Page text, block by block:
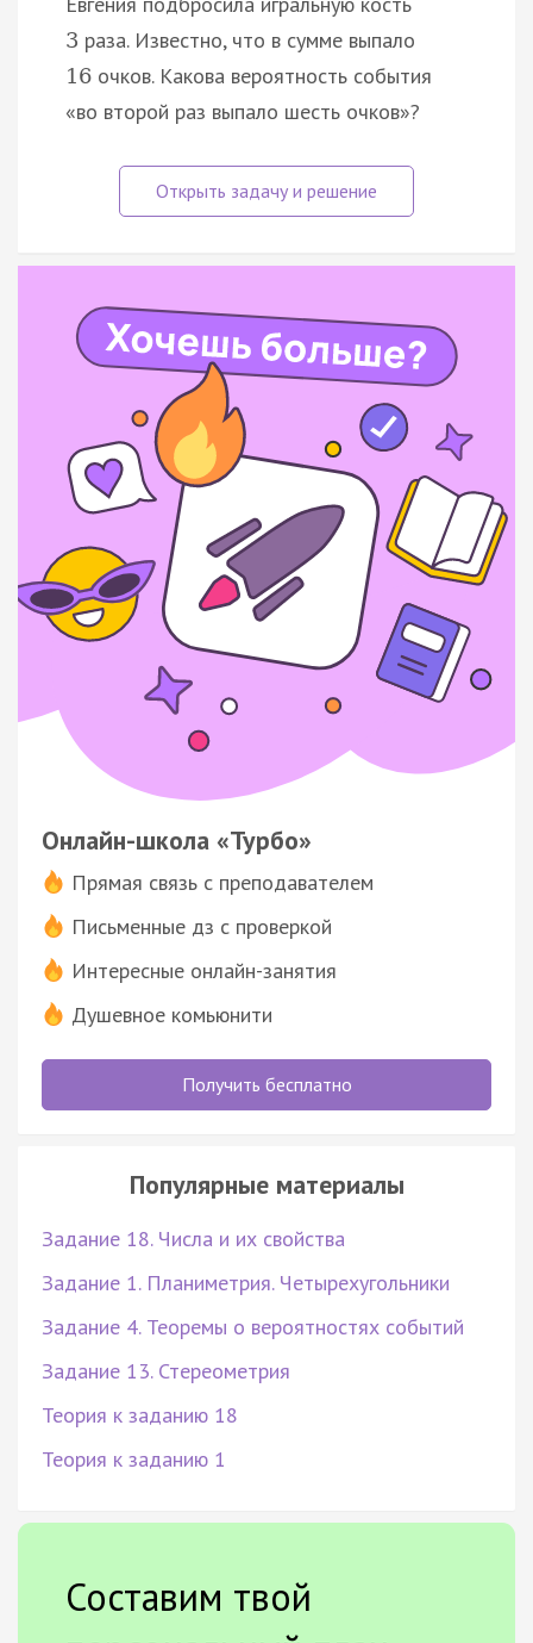
3 раза. Известно, что в сумме выпало
16 очков. Какова вероятность события
«во второй раз выпало шесть очков»?
Онлайн-школа «Турбо»
Прямая связь с преподавателем
Письменные дз с проверкой
Интересные онлайн-занятия
Душевное комьюнити
Получить бесплатно
Популярные материалы
Задание 18. Числа и их свойства
Задание 1. Планиметрия. Четырехугольники
Задание 4. Теоремы о вероятностях событий
Задание 13. Стереометрия
Теория к заданию 18
Теория к заданию 1
Составим твой